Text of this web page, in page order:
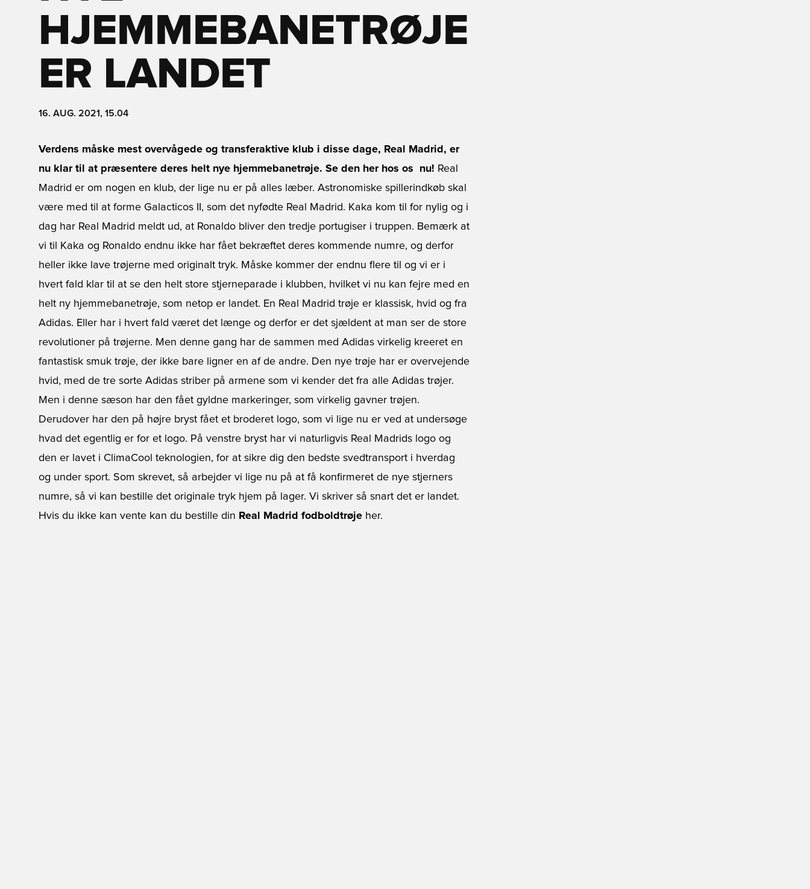
HJEMMEBANETRØJE
ER LANDET
16. AUG. 2021, 15.04
Verdens måske mest overvågede og transferaktive klub i disse dage, Real Madrid, er
nu klar til at præsentere deres helt nye hjemmebanetrøje. Se den her hos os  nu! Real
Madrid er om nogen en klub, der lige nu er på alles læber. Astronomiske spillerindkøb skal
være med til at forme Galacticos II, som det nyfødte Real Madrid. Kaka kom til for nylig og i
dag har Real Madrid meldt ud, at Ronaldo bliver den tredje portugiser i truppen. Bemærk at
vi til Kaka og Ronaldo endnu ikke har fået bekræftet deres kommende numre, og derfor
heller ikke lave trøjerne med originalt tryk. Måske kommer der endnu flere til og vi er i
hvert fald klar til at se den helt store stjerneparade i klubben, hvilket vi nu kan fejre med en
helt ny hjemmebanetrøje, som netop er landet. En Real Madrid trøje er klassisk, hvid og fra
Adidas. Eller har i hvert fald været det længe og derfor er det sjældent at man ser de store
revolutioner på trøjerne. Men denne gang har de sammen med Adidas virkelig kreeret en
fantastisk smuk trøje, der ikke bare ligner en af de andre. Den nye trøje har er overvejende
hvid, med de tre sorte Adidas striber på armene som vi kender det fra alle Adidas trøjer.
Men i denne sæson har den fået gyldne markeringer, som virkelig gavner trøjen.
Derudover har den på højre bryst fået et broderet logo, som vi lige nu er ved at undersøge
hvad det egentlig er for et logo. På venstre bryst har vi naturligvis Real Madrids logo og
den er lavet i ClimaCool teknologien, for at sikre dig den bedste svedtransport i hverdag
og under sport. Som skrevet, så arbejder vi lige nu på at få konfirmeret de nye stjerners
numre, så vi kan bestille det originale tryk hjem på lager. Vi skriver så snart det er landet.
Hvis du ikke kan vente kan du bestille din Real Madrid fodboldtrøje her.